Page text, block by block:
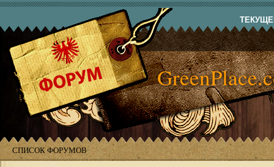
СПИСОК ФОРУМОВ